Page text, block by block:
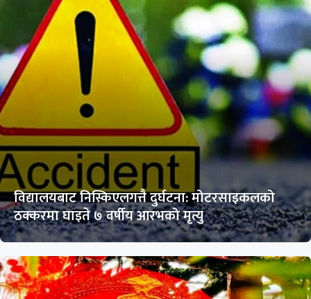
विद्यालयबाट निस्किएलगत्तै दुर्घटना: मोटरसाइकलको
ठक्करमा घाइते ७ वर्षीय आरभको मृत्यु